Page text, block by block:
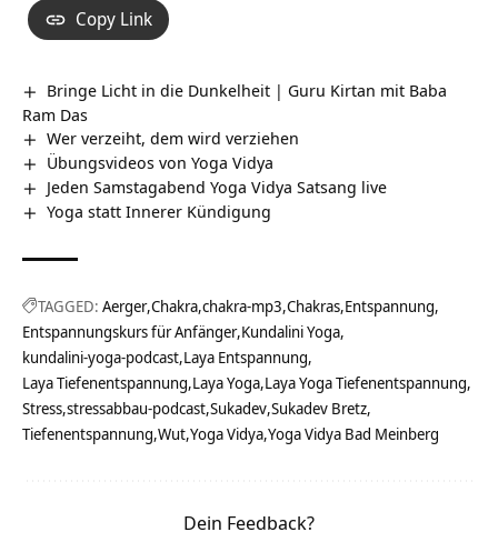
Copy Link
Bringe Licht in die Dunkelheit | Guru Kirtan mit Baba
Ram Das
Wer verzeiht, dem wird verziehen
Übungsvideos von Yoga Vidya
Jeden Samstagabend Yoga Vidya Satsang live
Yoga statt Innerer Kündigung
TAGGED: Aerger Chakra chakra-mp3 Chakras Entspannung
Entspannungskurs für Anfänger Kundalini Yoga
kundalini-yoga-podcast Laya Entspannung
Laya Tiefenentspannung Laya Yoga Laya Yoga Tiefenentspannung
Stress stressabbau-podcast Sukadev Sukadev Bretz
Tiefenentspannung Wut Yoga Vidya Yoga Vidya Bad Meinberg
Dein Feedback?